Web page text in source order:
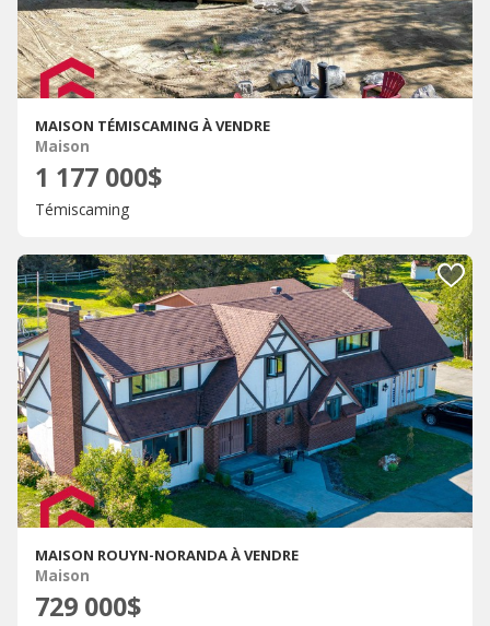
MAISON TÉMISCAMING À VENDRE
Maison
1 177 000$
Témiscaming
MAISON ROUYN-NORANDA À VENDRE
Maison
729 000$